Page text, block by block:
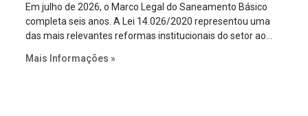
Em julho de 2026, o Marco Legal do Saneamento Básico
completa seis anos. A Lei 14.026/2020 representou uma
das mais relevantes reformas institucionais do setor ao
serviços, ampliar a participação da iniciativa privada,
Mais Informações »